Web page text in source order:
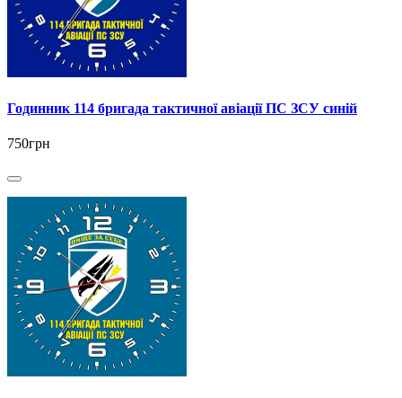
Годинник 114 бригада тактичної авіації ПС ЗСУ синій
750грн